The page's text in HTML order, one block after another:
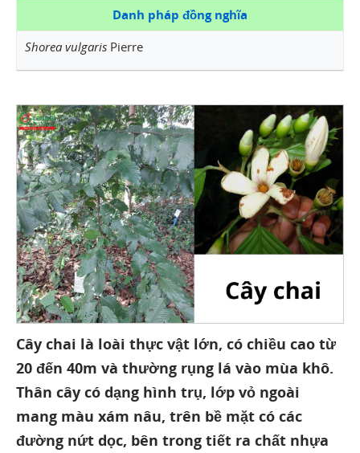
Danh pháp đồng nghĩa
Shorea vulgaris Pierre
Cây chai là loài thực vật lớn, có chiều cao từ
20 đến 40m và thường rụng lá vào mùa khô.
Thân cây có dạng hình trụ, lớp vỏ ngoài
mang màu xám nâu, trên bề mặt có các
đường nứt dọc, bên trong tiết ra chất nhựa